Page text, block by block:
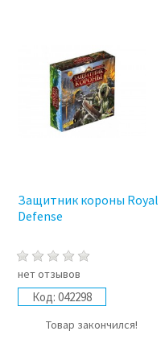
Защитник короны Royal
Defense
нет отзывов
Код: 042298
Товар закончился!